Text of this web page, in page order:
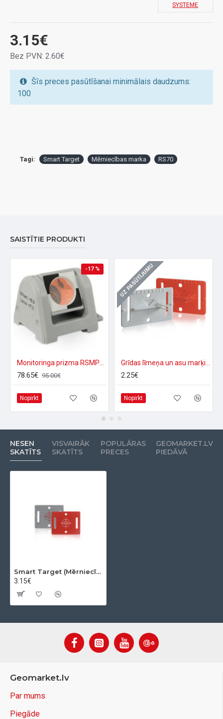
3.15€
Bez PVN: 2.60€
SYSTEME
Šīs preces pasūtīšanai minimālais daudzums:
100
Tagi: Smart Target Mērniecības marka RS70
SAISTĪTIE PRODUKTI
-17 %
78.65€ 95.00€
Nopirkt
UZ PASŪTĪJUMU
2.25€
Nopirkt
NESEN
SKATĪTS
VISVAIRĀK
SKATĪTS
POPULĀRAS
PRECES
GEOMARKET.LV
PIEDĀVĀ
Smart Target (Mērniecības marka) RS70
3.15€
Geomarket.lv
Par mums
Piegāde